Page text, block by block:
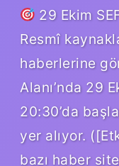
29 Ekim
Resmî
haberlerine
Alanı’nda 29
20:30’da
yer alıyor.
bazı haber